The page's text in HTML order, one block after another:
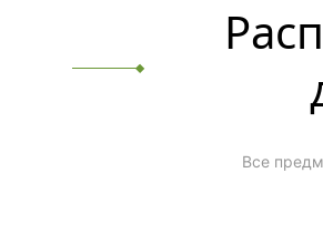
Все